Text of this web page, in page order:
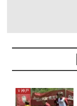
Ｖ神戸